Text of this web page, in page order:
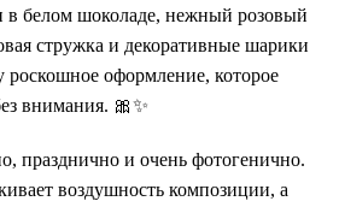
в белом шоколаде, нежный розовый
стружка и декоративные шарики
роскошное оформление, которое
внимания. 🎀✨
празднично и очень фотогенично.
воздушность композиции, а